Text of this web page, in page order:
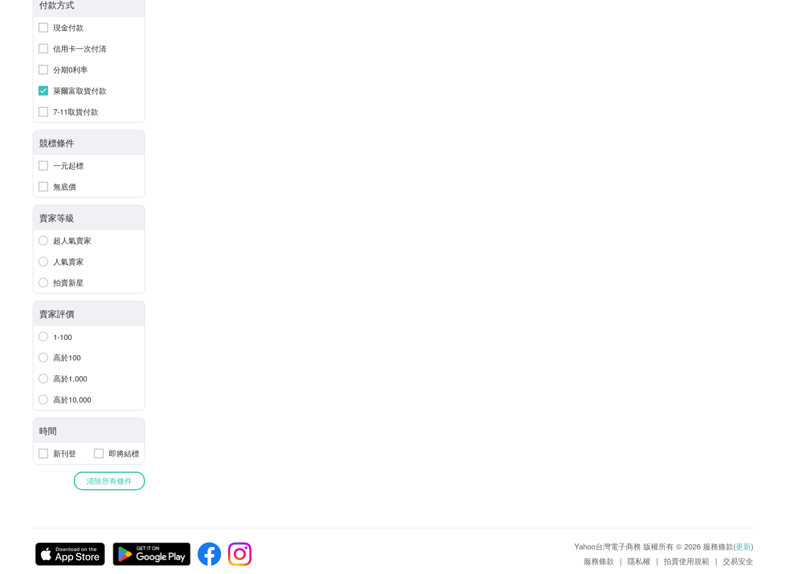
付款方式
現金付款
信用卡一次付清
分期0利率
萊爾富取貨付款
7-11取貨付款
競標條件
一元起標
無底價
賣家等級
超人氣賣家
人氣賣家
拍賣新星
賣家評價
1-100
高於100
高於1,000
高於10,000
時間
新刊登 即將結標
清除所有條件
Yahoo台灣電子商務 版權所有 © 2026 服務條款(更新)
服務條款
| 隱私權 | 拍賣使用規範 | 交易安全